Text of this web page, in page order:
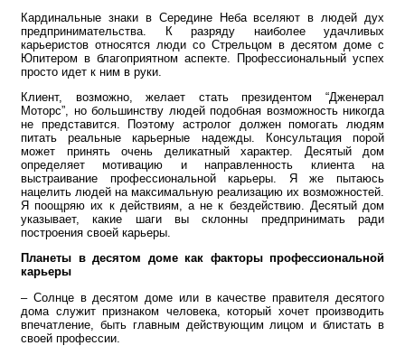
Кардинальные знаки в Середине Неба вселяют в людей дух
предпринимательства. К разряду наиболее удачливых
карьеристов относятся люди со Стрельцом в десятом доме с
Юпитером в благоприятном аспекте. Профессиональный успех
просто идет к ним в руки.
Клиент, возможно, желает стать президентом “Дженерал
Моторс”, но большинству людей подобная возможность никогда
не представится. Поэтому астролог должен помогать людям
питать реальные карьерные надежды. Консультация порой
может принять очень деликатный характер. Десятый дом
определяет мотивацию и направленность клиента на
выстраивание профессиональной карьеры. Я же пытаюсь
нацелить людей на максимальную реализацию их возможностей.
Я поощряю их к действиям, а не к бездействию. Десятый дом
указывает, какие шаги вы склонны предпринимать ради
построения своей карьеры.
Планеты в десятом доме как факторы профессиональной
карьеры
– Солнце в десятом доме или в качестве правителя десятого
дома служит признаком человека, который хочет производить
впечатление, быть главным действующим лицом и блистать в
своей профессии.